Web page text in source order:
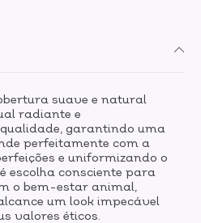
suave e natural
radiante e
garantindo uma
perfeitamente com a
e uniformizando o
escolha consciente para
o bem-estar animal,
um look impecável
valores éticos.